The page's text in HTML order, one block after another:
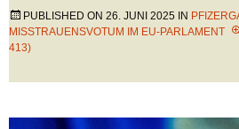
PUBLISHED ON 26. JUNI 2025 IN
MISSTRAUENSVOTUM IM EU-PARLAMENT
413)